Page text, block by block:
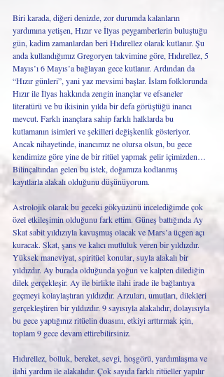
Biri karada, diğeri denizde, zor durumda kalanların
yardımına yetişen, Hızır ve İlyas peygamberlerin buluştuğu
gün, kadim zamanlardan beri Hıdırellez olarak kutlanır. Şu
anda kullandığımız Gregoryen takvimine göre, Hıdırellez, 5
Mayıs’ı 6 Mayıs’a bağlayan gece kutlanır. Ardından da
“Hızır günleri”, yani yaz mevsimi başlar. İslam folklorunda
Hızır ile İlyas hakkında zengin inançlar ve efsaneler
literatürü ve bu ikisinin yılda bir defa görüştüğü inancı
mevcut. Farklı inançlara sahip farklı halklarda bu
kutlamanın isimleri ve şekilleri değişkenlik gösteriyor.
Ancak nihayetinde, inancımız ne olursa olsun, bu gece
kendimize göre yine de bir ritüel yapmak gelir içimizden…
Bilinçaltından gelen bu istek, doğamıza kodlanmış
kayıtlarla alakalı olduğunu düşünüyorum.
Astrolojik olarak bu geceki gökyüzünü incelediğimde çok
özel etkileşimin olduğunu fark ettim. Güneş battığında Ay
Skat sabit yıldızıyla kavuşmuş olacak ve Mars’a üçgen açı
kuracak. Skat, şans ve kalıcı mutluluk veren bir yıldızdır.
Yüksek maneviyat, spiritüel konular, suyla alakalı bir
yıldızdır. Ay burada olduğunda yoğun ve kalpten dilediğin
dilek gerçekleşir. Ay ile birlikte ilahi irade ile bağlantıya
geçmeyi kolaylaştıran yıldızdır. Arzuları, umutları, dilekleri
gerçekleştiren bir yıldızdır. 9 sayısıyla alakalıdır, dolayısıyla
bu gece yaptığınız ritüelin duasını, etkiyi arttırmak için,
toplam 9 gece devam ettirebilirsiniz.
Hıdırellez, bolluk, bereket, sevgi, hoşgörü, yardımlaşma ve
ilahi yardım ile alakalıdır. Çok sayıda farklı ritüeller yapılır